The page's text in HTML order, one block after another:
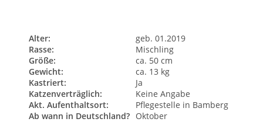
Alter:
geb. 01.2019
Rasse:
Mischling
Größe:
ca. 50 cm
Gewicht:
ca. 13 kg
Kastriert:
Ja
Katzenverträglich:
Keine Angabe
Akt. Aufenthaltsort:
Pflegestelle in Bamberg
Ab wann in Deutschland? Oktober